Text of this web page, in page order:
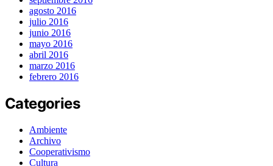
agosto 2016
julio 2016
junio 2016
mayo 2016
abril 2016
marzo 2016
febrero 2016
Categories
Ambiente
Archivo
Cooperativismo
Cultura